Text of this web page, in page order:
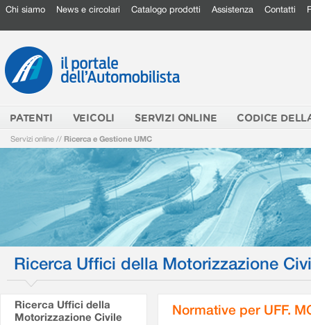
Chi siamo News e circolari Catalogo prodotti Assistenza Contatti
PATENTI VEICOLI SERVIZI ONLINE CODICE
Servizi online // Ricerca e Gestione UMC
Ricerca Uffici della Motorizzazione
Ricerca Uffici della
Motorizzazione Civile
Normative per UFF.